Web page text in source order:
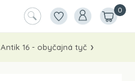
0
Antik 16 - obyčajná tyč